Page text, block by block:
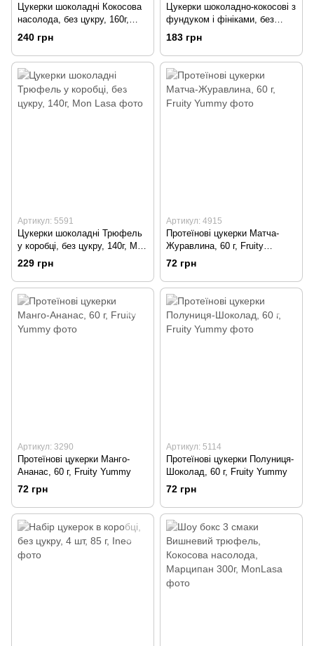
Цукерки шоколадні Кокосова
насолода, без цукру, 160г,
Mon Lasa
240 грн
Цукерки шоколадно-кокосові з
фундуком і фініками, без
цукру, 140г, Mon Lasa
183 грн
Артикул: 5591
Цукерки шоколадні Трюфель
у коробці, без цукру, 140г, Mon
Lasa
229 грн
Артикул: 4915
Протеїнові цукерки Матча-
Журавлина, 60 г, Fruity
Yummy
72 грн
Артикул: 3290
Протеїнові цукерки Манго-
Ананас, 60 г, Fruity Yummy
72 грн
Артикул: 5114
Протеїнові цукерки Полуниця-
Шоколад, 60 г, Fruity Yummy
72 грн